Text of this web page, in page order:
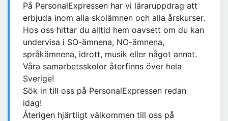
På PersonalExpressen har vi läraruppdrag att
erbjuda inom alla skolämnen och alla årskurser.
Hos oss hittar du alltid hem oavsett om du kan
undervisa i SO-ämnena, NO-ämnena,
språkämnena, idrott, musik eller något annat.
Våra samarbetsskolor återfinns över hela
Sverige!
Sök in till oss på PersonalExpressen redan
idag!
Återigen hjärtligt välkommen till oss på